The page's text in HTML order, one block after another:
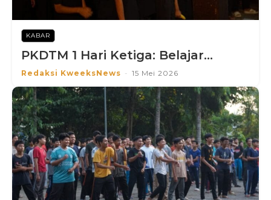
KABAR
PKDTM 1 Hari Ketiga: Belajar...
Redaksi KweeksNews - 15 Mei 2026